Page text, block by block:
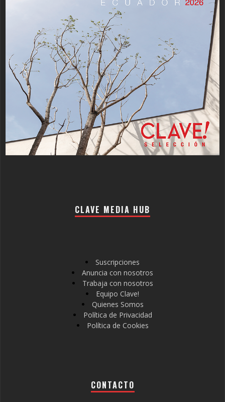
CLAVE MEDIA HUB
Suscripciones
Anuncia con nosotros
Trabaja con nosotros
Equipo Clave!
Quienes Somos
Política de Privacidad
Política de Cookies
CONTACTO